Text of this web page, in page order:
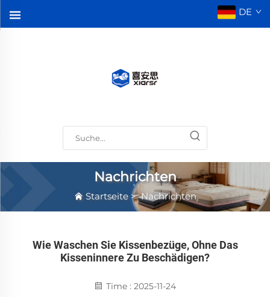
DE
Nachrichten
Startseite>Nachrichten
Wie Waschen Sie Kissenbezüge, Ohne Das
Kisseninnere Zu Beschädigen?
Time : 2025-11-24